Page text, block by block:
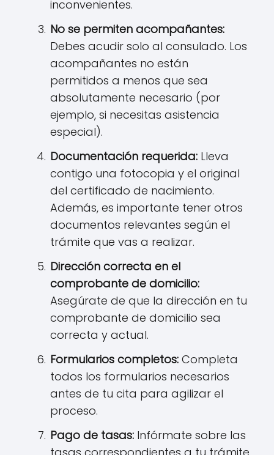
inconvenientes.
No se permiten acompañantes:
Debes acudir solo al consulado. Los
acompañantes no están
permitidos a menos que sea
absolutamente necesario (por
ejemplo, si necesitas asistencia
especial).
Documentación requerida: Lleva
contigo una fotocopia y el original
del certificado de nacimiento.
Además, es importante tener otros
documentos relevantes según el
trámite que vas a realizar.
Dirección correcta en el
comprobante de domicilio:
Asegúrate de que la dirección en tu
comprobante de domicilio sea
correcta y actual.
Formularios completos: Completa
todos los formularios necesarios
antes de tu cita para agilizar el
proceso.
Pago de tasas: Infórmate sobre las